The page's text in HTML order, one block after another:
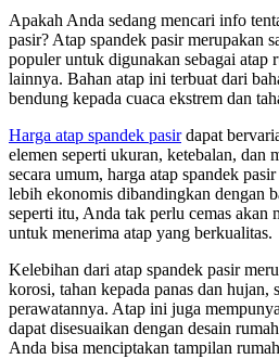
Apakah Anda sedang mencari info
pasir? Atap spandek pasir merupakan
populer untuk digunakan sebagai atap
lainnya. Bahan atap ini terbuat dari
bendung kepada cuaca ekstrem dan
Harga atap spandek pasirdapat
elemen seperti ukuran, ketebalan, dan
secara umum, harga atap spandek
lebih ekonomis dibandingkan dengan
seperti itu, Anda tak perlu cemas akan
untuk menerima atap yang berkualitas.
Kelebihan dari atap spandek pasir
korosi, tahan kepada panas dan hujan,
perawatannya. Atap ini juga
dapat disesuaikan dengan desain
Anda bisa menciptakan tampilan